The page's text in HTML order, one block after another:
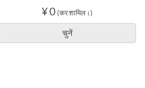
¥ 0 (कर शामिल।)
चुनें